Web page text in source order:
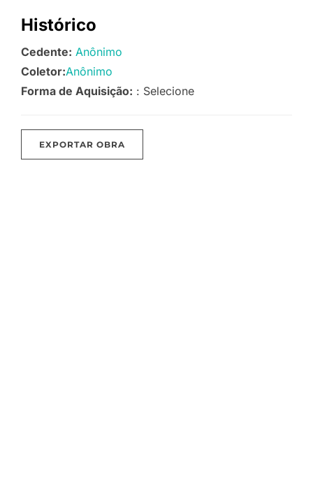
Histórico
Cedente: Anônimo
Coletor:Anônimo
Forma de Aquisição: : Selecione
EXPORTAR OBRA